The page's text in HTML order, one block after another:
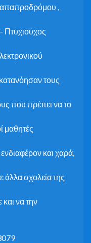
Πτυχιούχος
κατανόησαν τους
που πρέπει να το
μαθητές
και χαρά,
άλλα σχολεία της
και να την